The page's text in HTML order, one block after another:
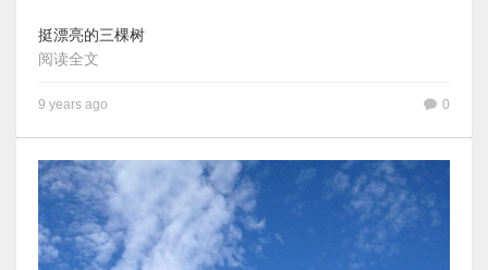
挺漂亮的三棵树
阅读全文
9 years ago 0